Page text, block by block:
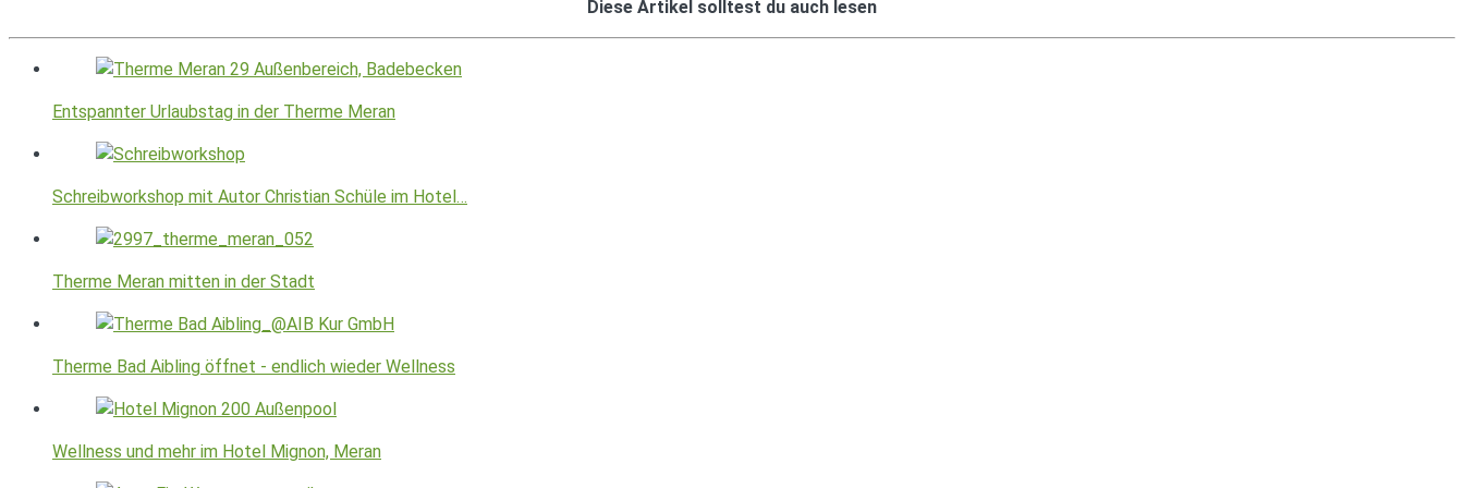
Diese Artikel solltest du auch lesen
Entspannter Urlaubstag in der Therme Meran
Schreibworkshop mit Autor Christian Schüle im Hotel…
Therme Meran mitten in der Stadt
Therme Bad Aibling öffnet - endlich wieder Wellness
Wellness und mehr im Hotel Mignon, Meran